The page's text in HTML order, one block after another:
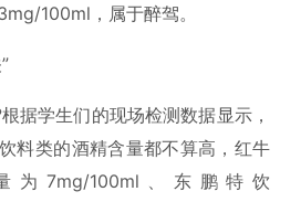
100ml，属于醉驾。
据学生们的现场检测数据显示，
料类的酒精含量都不算高，红牛
7mg/100ml、东鹏特饮